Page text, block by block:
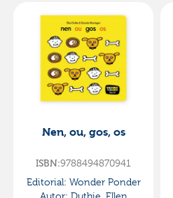
Nen, ou, gos, os
ISBN:9788494870941
Editorial: Wonder Ponder